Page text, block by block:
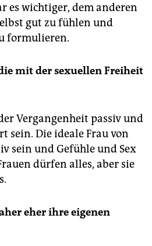
es wichtiger, dem anderen
gut zu fühlen und
formulieren.
mit der sexuellen Freiheit
Vergangenheit passiv und
sein. Die ideale Frau von
sein und Gefühle und Sex
dürfen alles, aber sie
eher ihre eigenen